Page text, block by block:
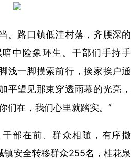
。路口镇低洼村落，齐腰深的
中险象环生。干部们手持手
浅一脚摸索前行，挨家挨户通
平望见那束穿透雨幕的光亮，
们在，我们心里就踏实。”
部在前、群众相随，有序撤
镇安全转移群众255名，桂花泉